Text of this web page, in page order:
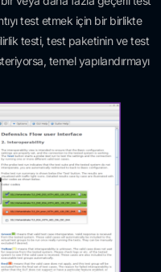
test etmek için bir birlikte
testi, test paketinin ve test
temel yapılandırmayı